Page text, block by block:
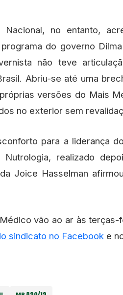
Nacional, no entanto,
do governo
não teve
Abriu-se até uma
versões do Mais
no exterior sem
para a liderança
realizado
Joice Hasselman
vão ao ar às
sindicato no Facebook e